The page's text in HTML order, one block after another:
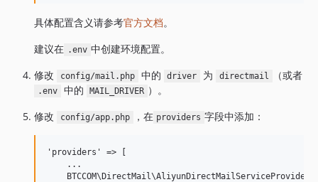
具体配置含义请参考官方文档。
建议在 .env 中创建环境配置。
修改
config/mail.php 中的 driver 为 directmail （或者
.env 中的 MAIL_DRIVER ）。
修改
config/app.php ，在 providers 字段中添加：
'providers' => [
    ...